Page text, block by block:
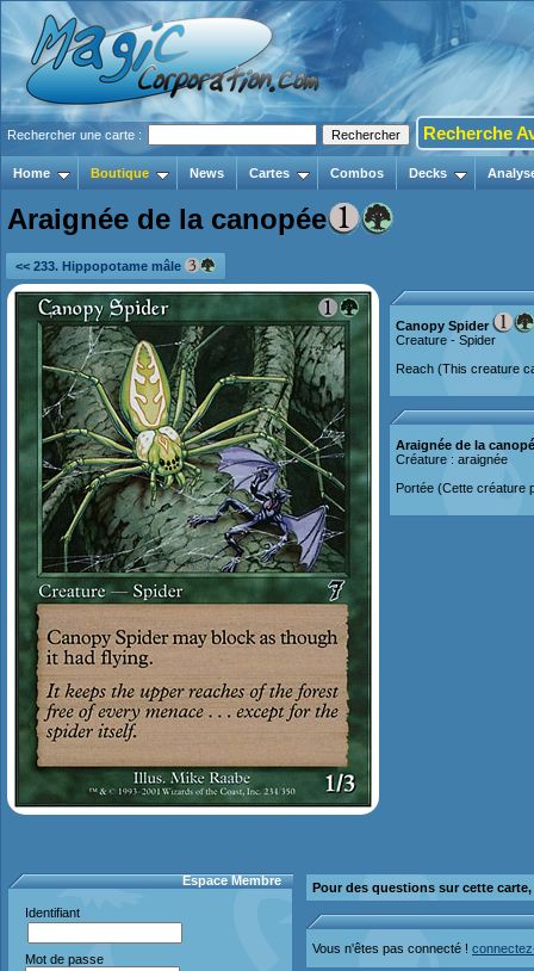
Rechercher une carte : Recherche
Home Boutique News Cartes Combos Decks
Araignée de la canopée
<< 233. Hippopotame mâle
Canopy Spider
Creature - Spider
Reach (This creature
Araignée de la
Créature : araignée
Portée (Cette créature
Espace Membre
Identifiant
Mot de passe
Pour des questions sur cette
Vous n'êtes pas connecté !